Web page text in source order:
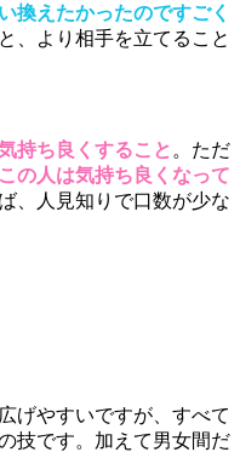
換えたかったのですごく
、より相手を立てること
持ち良くすること 。ただ
の人は気持ち良くなって
、人見知りで口数が少な
げやすいですが、すべて
技です。加えて男女間だ